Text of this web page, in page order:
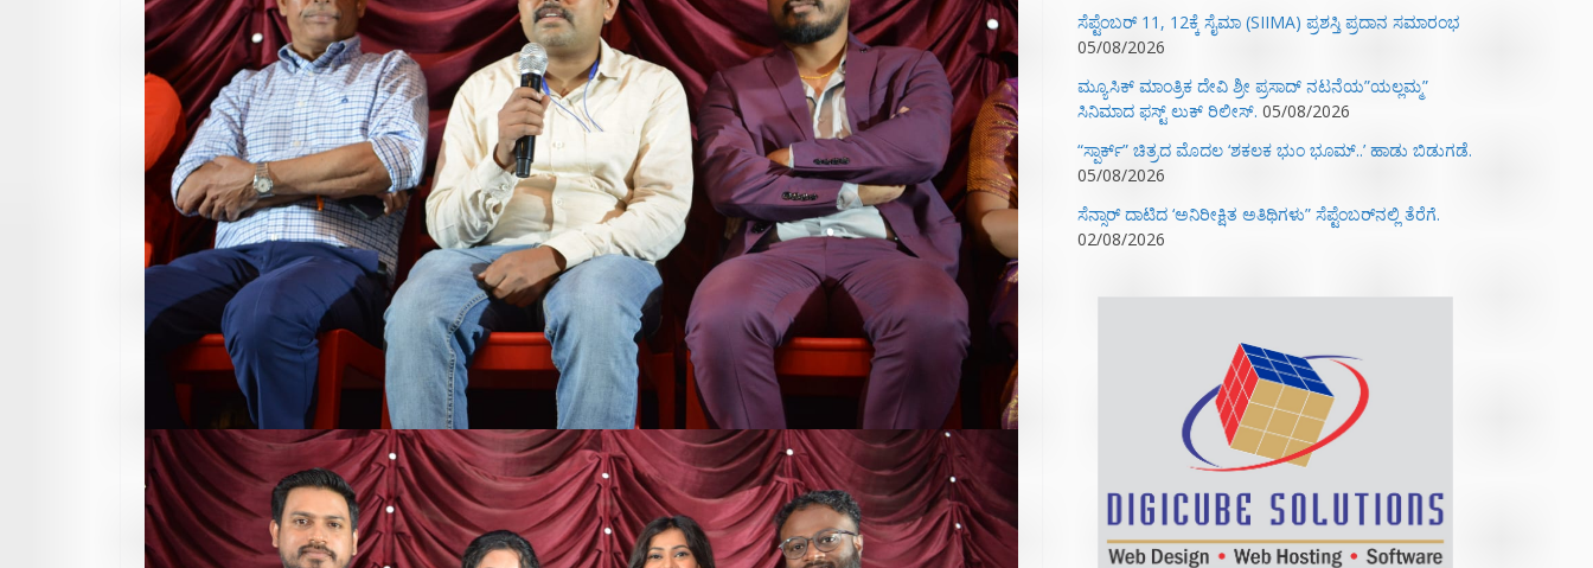
ಸೆಪ್ಟೆಂಬರ್ 11, 12ಕ್ಕೆ ಸೈಮಾ (SIIMA) ಪ್ರಶಸ್ತಿ ಪ್ರದಾನ ಸಮಾರಂಭ
05/08/2026
ಮ್ಯೂಸಿಕ್‌ ಮಾಂತ್ರಿಕ ದೇವಿ ಶ್ರೀ ಪ್ರಸಾದ್ ನಟನೆಯ”ಯಲ್ಲಮ್ಮ”
ಸಿನಿಮಾದ ಫಸ್ಟ್‌ ಲುಕ್‌ ರಿಲೀಸ್. 05/08/2026
“ಸ್ಪಾರ್ಕ್” ಚಿತ್ರದ ಮೊದಲ‌ ‘ಶಕಲಕ ಭುಂ‌ ಭೂಮ್..’ ಹಾಡು ಬಿಡುಗಡೆ.
05/08/2026
ಸೆನ್ಸಾರ್ ದಾಟಿದ ‘ಅನಿರೀಕ್ಷಿತ ಅತಿಥಿಗಳು” ಸೆಪ್ಟೆಂಬರ್‌ನಲ್ಲಿ ತೆರೆಗೆ.
02/08/2026